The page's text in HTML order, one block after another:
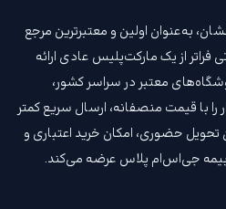
درخشان، به‌عنوان اولین و معتبرترین مرجع
از یک مارکت‌پلیس عادی ارائه
معتبر در سراسر کشور،
با قیمت‌ منصفانه، ارسال سریع کمتر
تحویل حضوری، امکان خرید اعتباری و
بیمه جی‌اس‌ام‌ پلاس عرضه می‌کند.